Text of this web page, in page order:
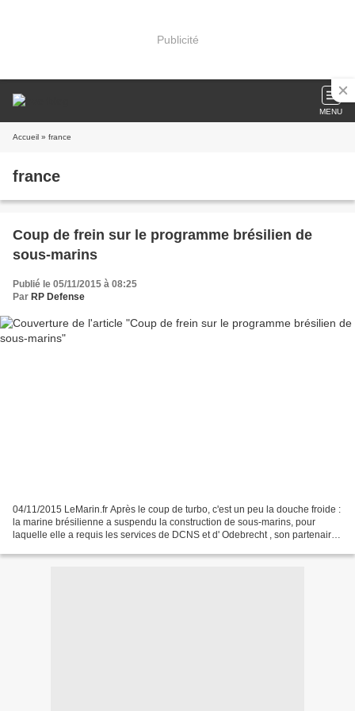
Publicité
MENU
Accueil » france
france
Coup de frein sur le programme brésilien de
sous-marins
Publié le 05/11/2015 à 08:25
Par RP Defense
04/11/2015 LeMarin.fr Après le coup de turbo, c'est un peu la douche froide :
la marine brésilienne a suspendu la construction de sous-marins, pour
laquelle elle a requis les services de DCNS et d' Odebrecht , son partenaire